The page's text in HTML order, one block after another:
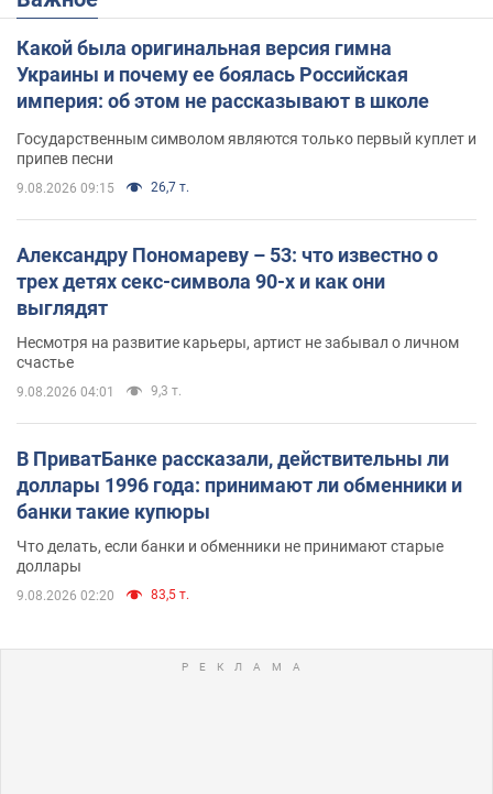
Какой была оригинальная версия гимна
Украины и почему ее боялась Российская
империя: об этом не рассказывают в школе
Государственным символом являются только первый куплет и
припев песни
9.08.2026 09:15 26,7 т.
Александру Пономареву – 53: что известно о
трех детях секс-символа 90-х и как они
выглядят
Несмотря на развитие карьеры, артист не забывал о личном
счастье
9.08.2026 04:01 9,3 т.
В ПриватБанке рассказали, действительны ли
доллары 1996 года: принимают ли обменники и
банки такие купюры
Что делать, если банки и обменники не принимают старые
доллары
9.08.2026 02:20 83,5 т.